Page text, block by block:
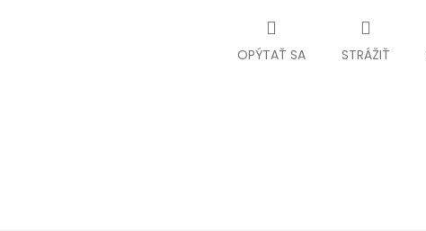
OPÝTAŤ SA STRÁŽIŤ